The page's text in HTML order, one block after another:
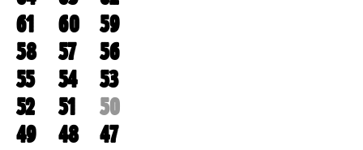
61
60
59
58
57
56
55
54
53
52
51
50
49
48
47